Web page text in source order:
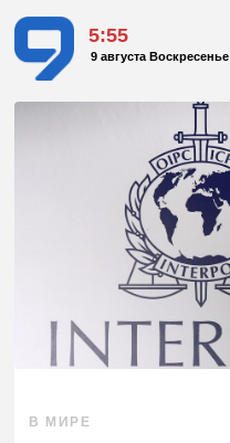
5:55
9 августа Воскресенье
В МИРЕ